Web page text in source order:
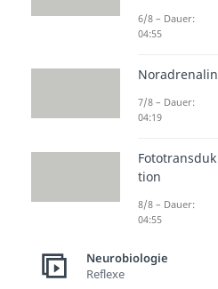
6/8 – Dauer:
04:55
Noradrenalin
7/8 – Dauer:
04:19
Fototransduk
tion
8/8 – Dauer:
04:55
Neurobiologie
Reflexe